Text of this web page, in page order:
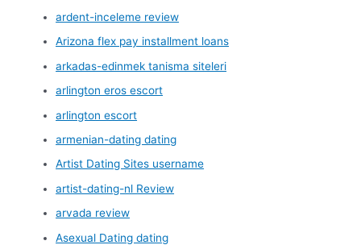
ardent-inceleme review
Arizona flex pay installment loans
arkadas-edinmek tanisma siteleri
arlington eros escort
arlington escort
armenian-dating dating
Artist Dating Sites username
artist-dating-nl Review
arvada review
Asexual Dating dating